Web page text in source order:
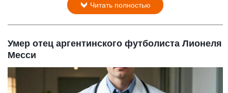
Читать полностью
Умер отец аргентинского футболиста Лионеля
Месси